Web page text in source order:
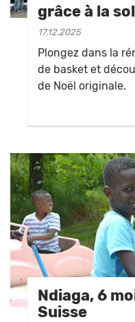
grâce à la
17.12.2025
Plongez dans la
de basket et
de Noël originale.
Ndiaga, 6
Suisse